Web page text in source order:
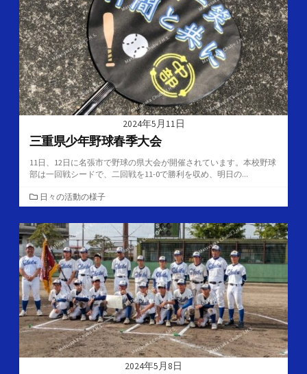
ー
2024年5月11日
三重県少年野球春季大会
11日、12日に名張市で野球の県大会が開催されています。本校野球
部は一回戦シードで、二回戦を11-0で勝利を収め、明日の...
カ
テ
ゴ
リ
ー
日々の活動の様子
2024年5月8日